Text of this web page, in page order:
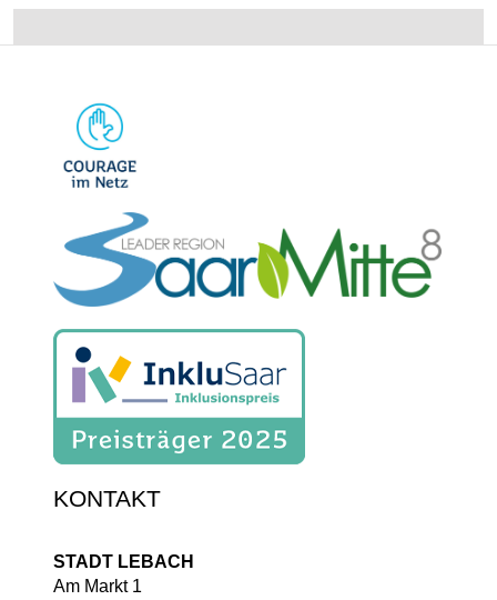
KONTAKT
STADT LEBACH
Am Markt 1